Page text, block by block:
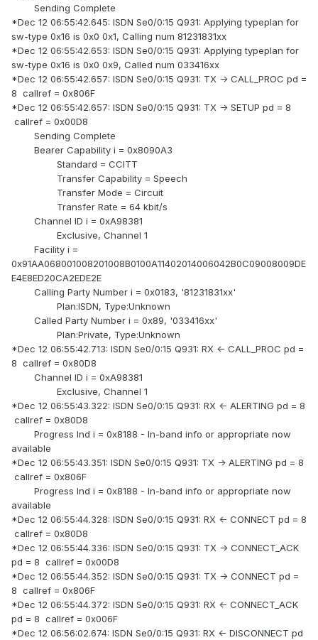
Sending Complete
*Dec 12 06:55:42.645: ISDN Se0/0:15 Q931: Applying typeplan for
sw-type 0x16 is 0x0 0x1, Calling num 81231831xx
*Dec 12 06:55:42.653: ISDN Se0/0:15 Q931: Applying typeplan for
sw-type 0x16 is 0x0 0x9, Called num 033416xx
*Dec 12 06:55:42.657: ISDN Se0/0:15 Q931: TX -> CALL_PROC pd =
8 callref = 0x806F
*Dec 12 06:55:42.657: ISDN Se0/0:15 Q931: TX -> SETUP pd = 8
callref = 0x00D8
Sending Complete
Bearer Capability i = 0x8090A3
Standard = CCITT
Transfer Capability = Speech
Transfer Mode = Circuit
Transfer Rate = 64 kbit/s
Channel ID i = 0xA98381
Exclusive, Channel 1
Facility i =
0x91AA068001008201008B0100A11402014006042B0C09008009DE
E4E8ED20CA2EDE2E
Calling Party Number i = 0x0183, '81231831xx'
Plan:ISDN, Type:Unknown
Called Party Number i = 0x89, '033416xx'
Plan:Private, Type:Unknown
*Dec 12 06:55:42.713: ISDN Se0/0:15 Q931: RX <- CALL_PROC pd =
8 callref = 0x80D8
Channel ID i = 0xA98381
Exclusive, Channel 1
*Dec 12 06:55:43.322: ISDN Se0/0:15 Q931: RX <- ALERTING pd = 8
callref = 0x80D8
Progress Ind i = 0x8188 - In-band info or appropriate now
available
*Dec 12 06:55:43.351: ISDN Se0/0:15 Q931: TX -> ALERTING pd = 8
callref = 0x806F
Progress Ind i = 0x8188 - In-band info or appropriate now
available
*Dec 12 06:55:44.328: ISDN Se0/0:15 Q931: RX <- CONNECT pd = 8
callref = 0x80D8
*Dec 12 06:55:44.336: ISDN Se0/0:15 Q931: TX -> CONNECT_ACK
pd = 8 callref = 0x00D8
*Dec 12 06:55:44.352: ISDN Se0/0:15 Q931: TX -> CONNECT pd =
8 callref = 0x806F
*Dec 12 06:55:44.372: ISDN Se0/0:15 Q931: RX <- CONNECT_ACK
pd = 8 callref = 0x006F
*Dec 12 06:56:02.674: ISDN Se0/0:15 Q931: RX <- DISCONNECT pd